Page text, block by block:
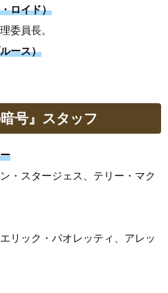
ロイド）
委員長。
ース）
号』スタッフ
・スタージェス、テリー・マク
リック・パオレッティ、アレッ